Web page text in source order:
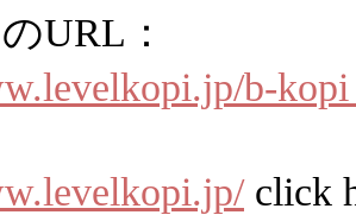
URL：
b-
click